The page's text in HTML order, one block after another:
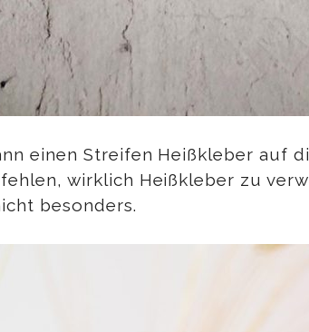
einen Streifen Heißkleber auf
wirklich Heißkleber zu
besonders.